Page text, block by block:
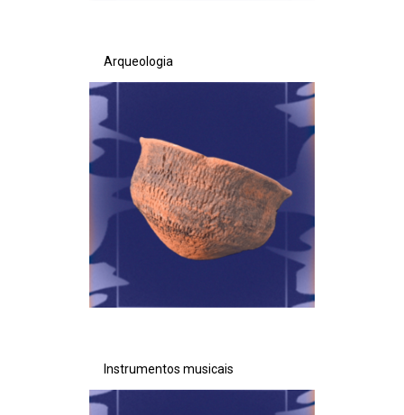
Arqueologia
Instrumentos musicais